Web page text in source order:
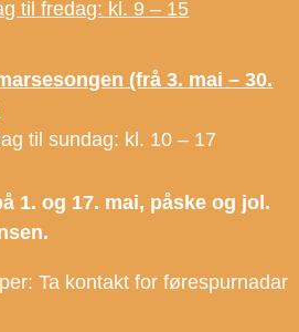
til fredag: kl. 9 – 15
(frå 3. mai – 30.
til sundag: kl. 10 – 17
1. og 17. mai, påske og jol.
Ta kontakt for førespurnadar